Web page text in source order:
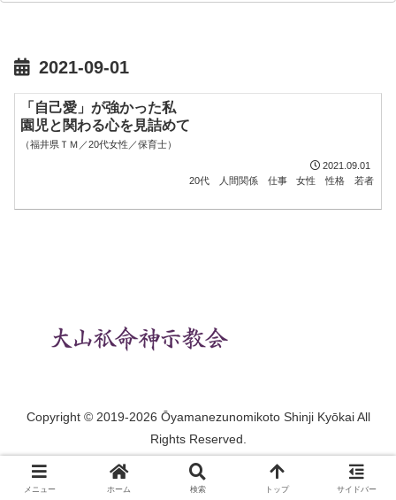
2021-09-01
「自己愛」が強かった私
園児と関わる心を見詰めて
（福井県ＴＭ／20代女性／保育士）
2021.09.01
20代
人間関係 仕事 女性 性格 若者
Copyright © 2019-2026 Ōyamanezunomikoto Shinji Kyōkai All
Rights Reserved.
メニュー ホーム 検索 トップ サイドバー